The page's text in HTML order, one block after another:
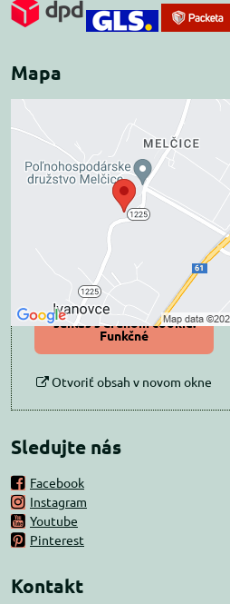
Mapa
Externý obsah je
blokovaný Voľbami
súkromia
Prajete si načítať externý obsah?
Povoliť tentokrát
Povoliť a zapamätať -
súhlas s druhom cookie:
Funkčné
Otvoriť obsah v novom okne
Sledujte nás
Facebook
Instagram
Youtube
Pinterest
Kontakt